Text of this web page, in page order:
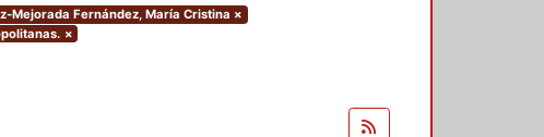
Mejorada Fernández, María Cristina ×
×